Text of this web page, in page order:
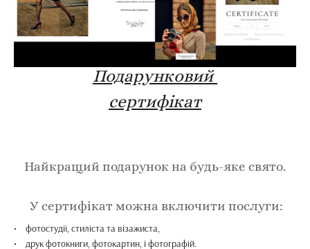
Подарунковий
сертифікат
Найкращий подарунок на будь-яке свято.
У сертифікат можна включити послуги:
фотостудії, стиліста та візажиста,
друк фотокниги, фотокартин, і фотографій.